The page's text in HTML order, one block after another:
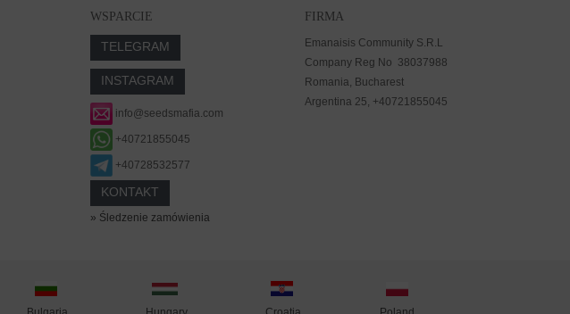
WSPARCIE
TELEGRAM
INSTAGRAM
info@seedsmafia.com
+40721855045
+40728532577
KONTAKT
» Śledzenie zamówienia
FIRMA
Emanaisis Community S.R.L
Company Reg No 38037988
Romania, Bucharest
Argentina 25, +40721855045